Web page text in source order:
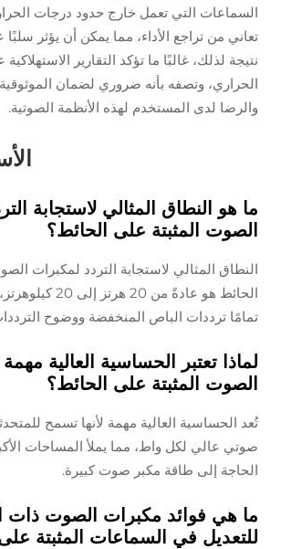
السماعات التي تعمل خارج حدود درجات
تعاني من تراجع الأداء، مما يمكن أن يؤثر
نتيجة لذلك، غالبًا ما تؤكد التقارير
الحراري، وتصفه بأنه ضروري لضمان الموثوقية
والرضا لدى المستخدم لهذه الأنظمة الصوتية.
ما هو النطاق المثالي لاستجابة
الصوت المثبتة على الحائط؟
النطاق المثالي لاستجابة التردد لمكبرات
الحائط هو عادةً من 20
تمامًا ترددات الباص المنخفضة ووضوح
لماذا تعتبر الحساسية العالية
الصوت المثبتة على الحائط؟
تُعد الحساسية العالية مهمة لأنها تسمح
صوتي عالي لكل واط، مما يملأ المساحات
الحاجة إلى طاقة مكبر صوت كبيرة.
ما هي فوائد مكبرات الصوت ذات
للتعديل في السماعات المثبتة